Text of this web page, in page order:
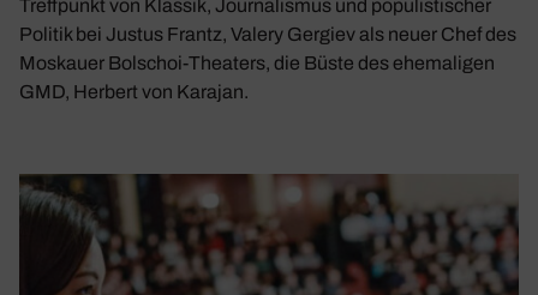
Treffpunkt von Klassik, Journalismus und populistischer
Politik bei Justus Frantz, Valery Gergiev als neuer Chef des
Moskauer Bolschoi-Thea­ters, die Büste des ehema­ligen
GMD, Herbert von Karajan.